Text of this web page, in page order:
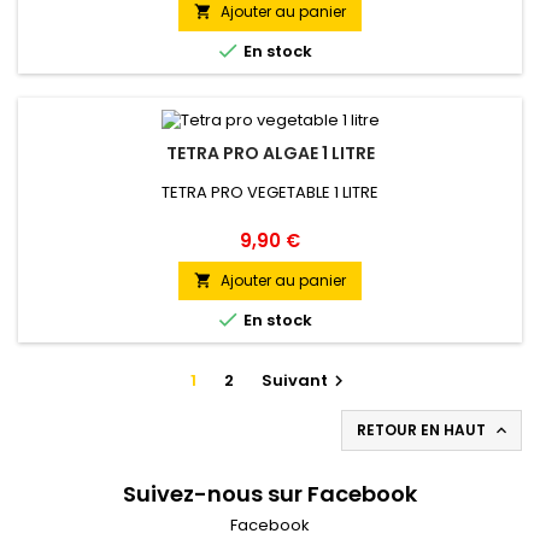
 Ajouter au panier
 En stock
TETRA PRO ALGAE 1 LITRE
TETRA PRO VEGETABLE 1 LITRE
Prix
9,90 €
 Ajouter au panier
 En stock
1 2 Suivant 
RETOUR EN HAUT 
Suivez-nous sur Facebook
Facebook